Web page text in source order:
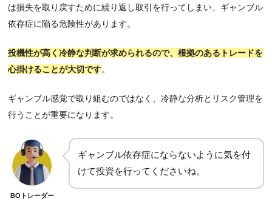
は損失を取り戻すために繰り返し取引を行ってしまい、ギャンブル
依存症に陥る危険性があります。
投機性が高く冷静な判断が求められるので、根拠のあるトレードを
心掛けることが大切です。
ギャンブル感覚で取り組むのではなく、冷静な分析とリスク管理を
行うことが重要になります。
BOトレーダー
ギャンブル依存症にならないように気を付
けて投資を行ってくださいね。